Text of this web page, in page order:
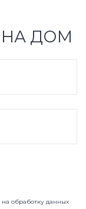
НА ДОМ
на обработку данных